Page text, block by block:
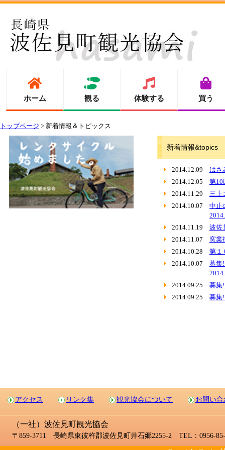
ホーム 観る 体験する 買う
トップページ > 新着情報＆トピックス
新着情報&topics
2014.12.09
はさ
2014.12.05
第
2014.11.29
三上
2014.10.07
中止
2014.11.19
波佐
2014.11.07
窯業
2014.10.28
第１
2014.10.07
募
2014.09.25
募
2014.09.25
募集
アクセス リンク集 観光協会について お問い
（一社）波佐見町観光協会
〒859-3711 長崎県東彼杵郡波佐見町井石郷2255-2 TEL：0956-